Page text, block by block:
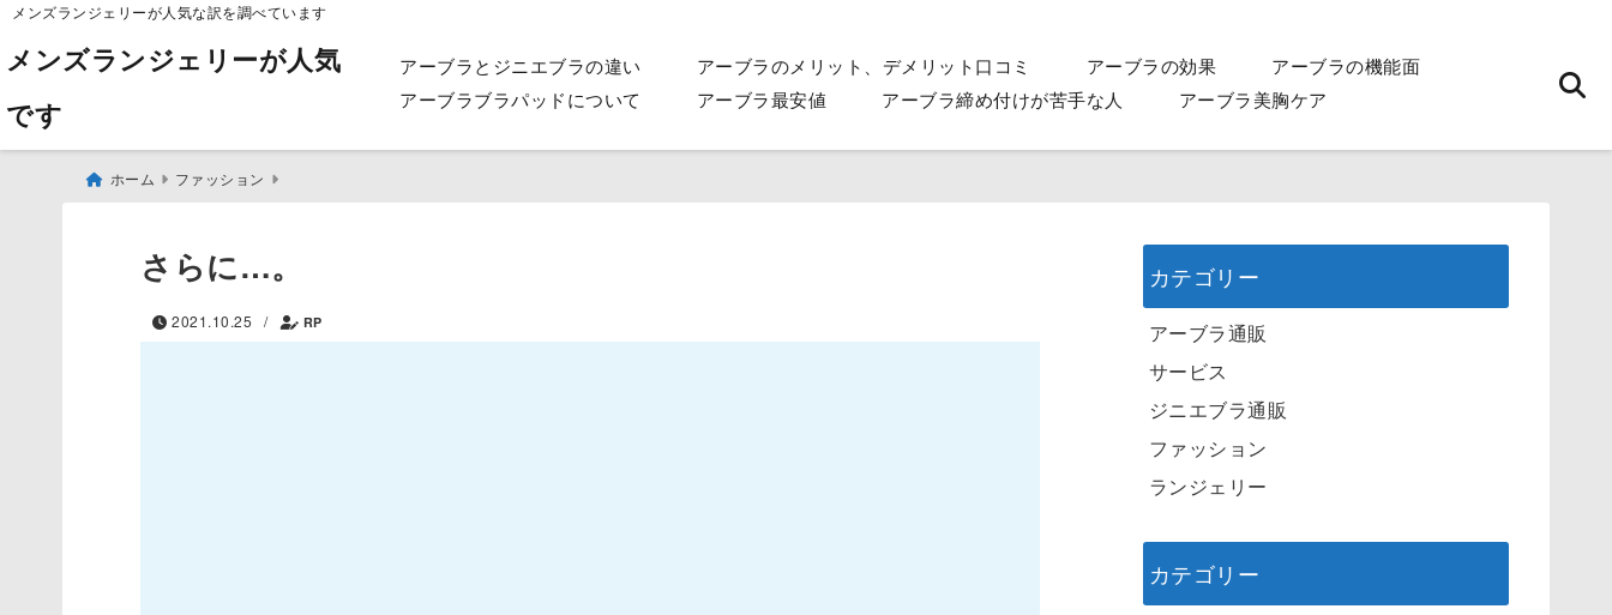
メンズランジェリーが人気な訳を調べています
メンズランジェリーが人気
です
アーブラとジニエブラの違い アーブラのメリット、デメリット口コミ アーブラの効果
アーブラの機能面
アーブラブラパッドについて
アーブラ最安値 アーブラ締め付けが苦手な人 アーブラ美胸ケア
ホーム ファッション
さらに…。
2021.10.25 / RP
カテゴリー
アーブラ通販
サービス
ジニエブラ通販
ファッション
ランジェリー
カテゴリー